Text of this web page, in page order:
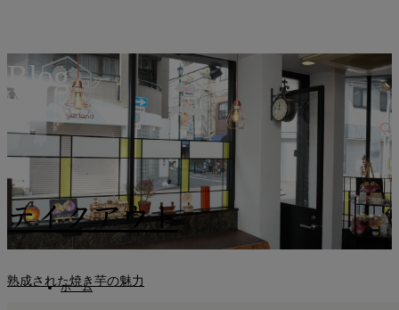
テイクアウト
熟成された焼き芋の魅力
Blog ブログ
ホーム